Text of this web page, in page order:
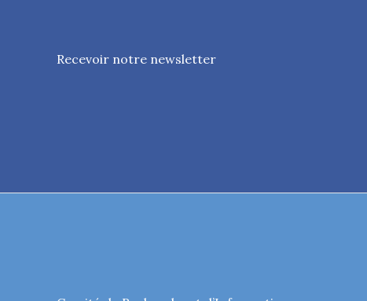
Recevoir notre newsletter